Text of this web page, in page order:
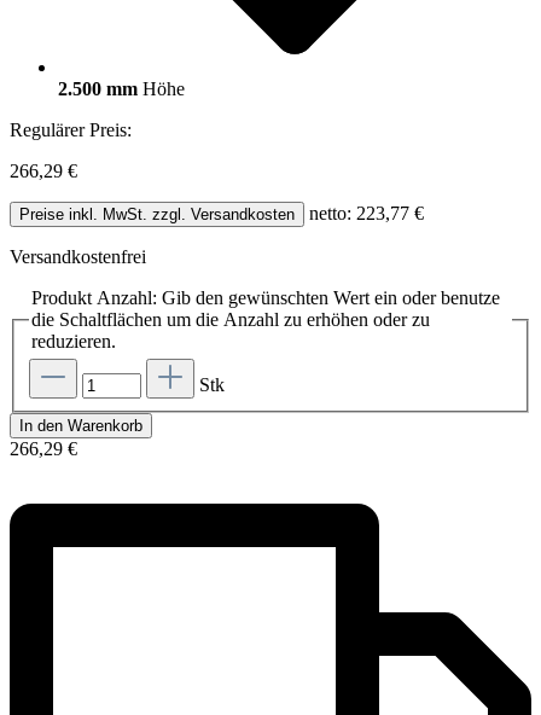
2.500 mm Höhe
Regulärer Preis:
266,29 €
Preise inkl. MwSt. zzgl. Versandkosten netto: 223,77 €
Versandkostenfrei
Produkt Anzahl: Gib den gewünschten Wert ein oder benutze
die Schaltflächen um die Anzahl zu erhöhen oder zu
reduzieren.
Stk
In den Warenkorb
266,29 €